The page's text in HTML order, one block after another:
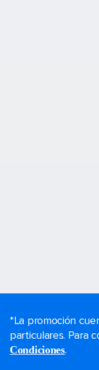
*La promoción
particulares. Para
Condiciones.